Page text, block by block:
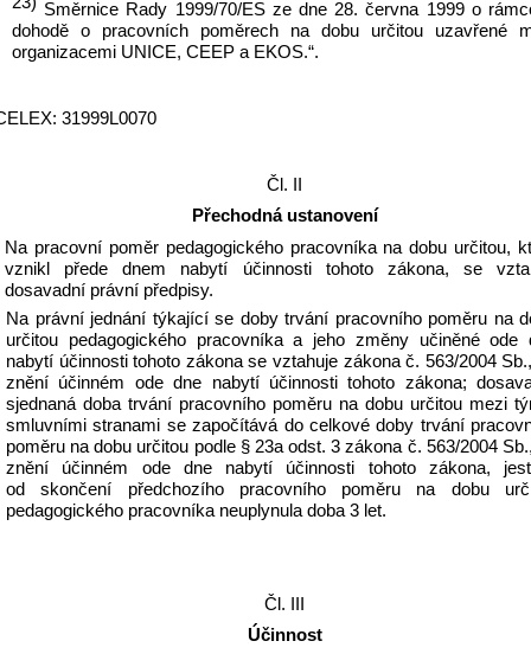
Směrnice Rady 1999/70/ES ze dne 28. června 1999 o
dohodě o pracovních poměrech na dobu určitou uzavřené
organizacemi UNICE, CEEP a EKOS.“.
31999L0070
Čl. II
Přechodná ustanovení
Na pracovní poměr pedagogického pracovníka na dobu určitou,
vznikl přede dnem nabytí účinnosti tohoto zákona, se
dosavadní právní předpisy.
Na právní jednání týkající se doby trvání pracovního poměru na
určitou pedagogického pracovníka a jeho změny učiněné ode
nabytí účinnosti tohoto zákona se vztahuje zákona č. 563/2004
znění účinném ode dne nabytí účinnosti tohoto zákona;
sjednaná doba trvání pracovního poměru na dobu určitou mezi
smluvními stranami se započítává do celkové doby trvání
poměru na dobu určitou podle § 23a odst. 3 zákona č. 563/2004
znění účinném ode dne nabytí účinnosti tohoto zákona,
od skončení předchozího pracovního poměru na dobu
pedagogického pracovníka neuplynula doba 3 let.
Čl. III
Účinnost